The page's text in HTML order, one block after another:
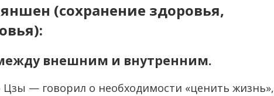
(сохранение здоровья,
внешним и внутренним.
— говорил о необходимости «ценить жизнь»,